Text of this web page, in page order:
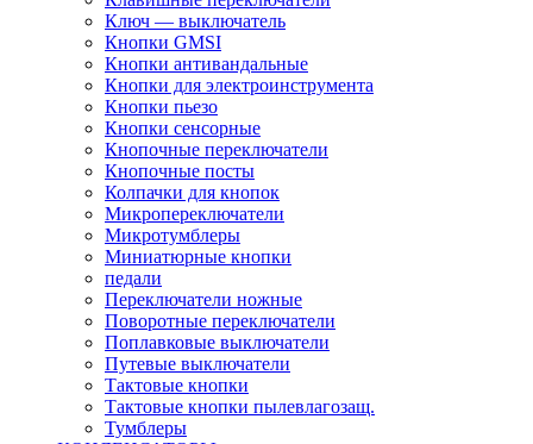
Ключ — выключатель
Кнопки GMSI
Кнопки антивандальные
Кнопки для электроинструмента
Кнопки пьезо
Кнопки сенсорные
Кнопочные переключатели
Кнопочные посты
Колпачки для кнопок
Микропереключатели
Микротумблеры
Миниатюрные кнопки
педали
Переключатели ножные
Поворотные переключатели
Поплавковые выключатели
Путевые выключатели
Тактовые кнопки
Тактовые кнопки пылевлагозащ.
Тумблеры